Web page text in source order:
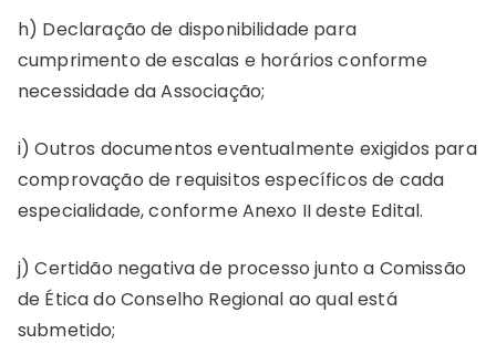
h) Declaração de disponibilidade para
cumprimento de escalas e horários conforme
necessidade da Associação;
i) Outros documentos eventualmente exigidos para
comprovação de requisitos específicos de cada
especialidade, conforme Anexo II deste Edital.
j) Certidão negativa de processo junto a Comissão
de Ética do Conselho Regional ao qual está
submetido;